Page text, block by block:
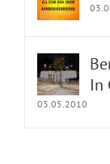
In
03.05.2010